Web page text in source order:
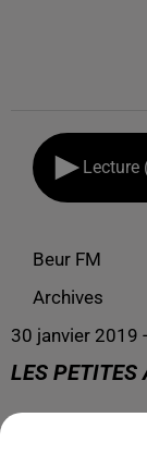
Lecture
Beur FM
Archives
30 janvier 2019
LES